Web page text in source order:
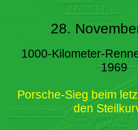
28.
1000-Kilometer-
1969
Porsche-Sieg beim
den